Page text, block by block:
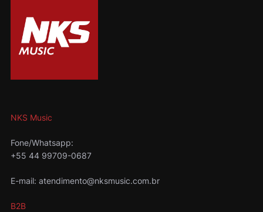
NKS Music
Fone/Whatsapp:
+55 44 99709-0687
E-mail: atendimento@nksmusic.com.br
B2B